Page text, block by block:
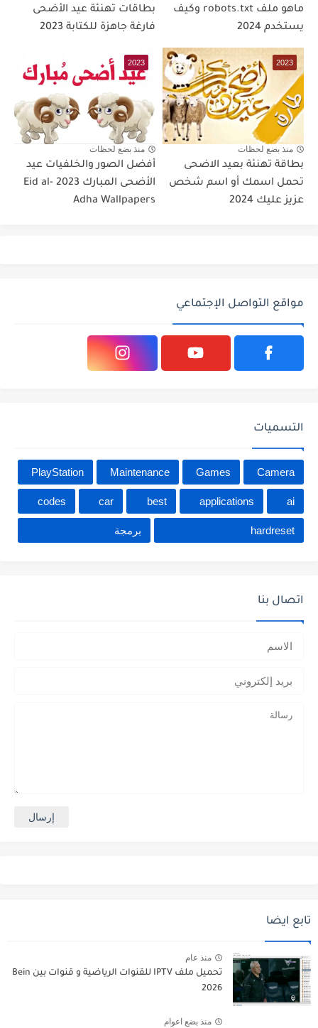
ماهو ملف robots.txt وكيف
يستخدم 2024
بطاقات تهنئة عيد الأضحى
فارغة جاهزة للكتابة 2023
2023
منذ بضع لحظات
بطاقة تهنئة بعيد الاضحى
تحمل اسمك أو اسم شخص
عزيز عليك 2024
2023
منذ بضع لحظات
أفضل الصور والخلفيات عيد
الأضحى المبارك 2023 Eid al-
Adha Wallpapers
مواقع التواصل الإجتماعي
التسميات
Camera
Games
Maintenance
PlayStation
ai
applications
best
car
codes
hardreset برمجة
اتصال بنا
تابع ايضا
منذ عام
تحميل ملف IPTV للقنوات الرياضية و قنوات بين Bein
2026
منذ بضع اعوام